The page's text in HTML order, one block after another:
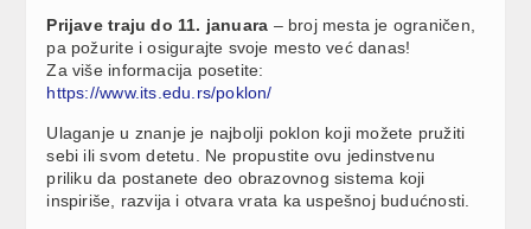
Prijave traju do 11. januara – broj mesta je ograničen,
pa požurite i osigurajte svoje mesto već danas!
Za više informacija posetite:
https://www.its.edu.rs/poklon/
Ulaganje u znanje je najbolji poklon koji možete pružiti
sebi ili svom detetu. Ne propustite ovu jedinstvenu
priliku da postanete deo obrazovnog sistema koji
inspiriše, razvija i otvara vrata ka uspešnoj budućnosti.